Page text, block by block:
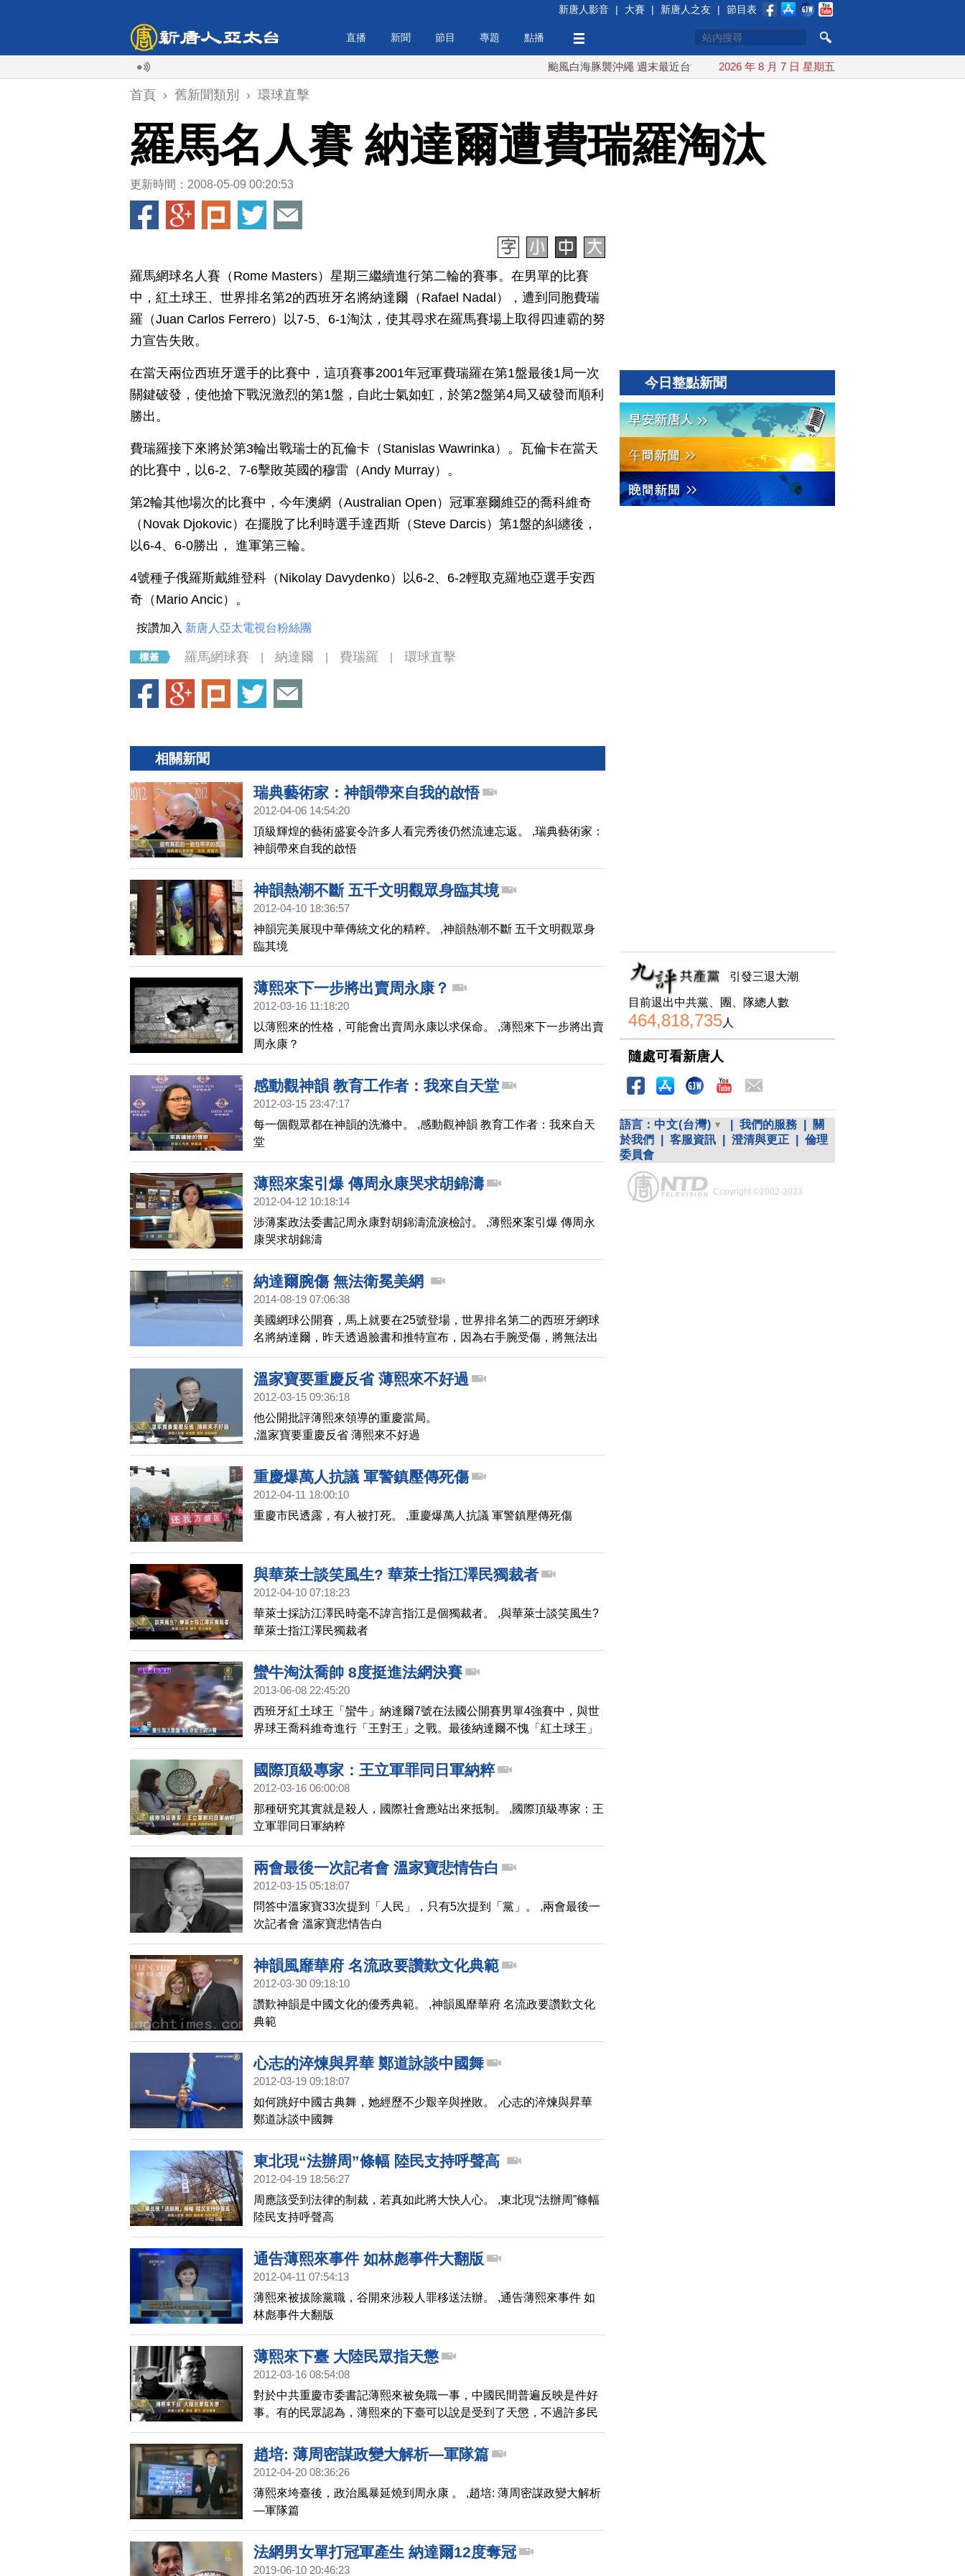
新唐人影音 | 大賽 | 新唐人之友 | 節目表
直播 新聞 節目 專題 點播
颱風白海豚襲沖繩 週末最近台灣 10日登陸浙江 川普預透露美伊談判進展 美彈藥充足再擴
2026 年 8 月 7 日 星期五
首頁 › 舊新聞類別 › 環球直擊
羅馬名人賽 納達爾遭費瑞羅淘汰
更新時間：2008-05-09 00:20:53
羅馬網球名人賽（Rome Masters）星期三繼續進行第二輪的賽事。在男單的比賽
中，紅土球王、世界排名第2的西班牙名將納達爾（Rafael Nadal），遭到同胞費瑞
羅（Juan Carlos Ferrero）以7-5、6-1淘汰，使其尋求在羅馬賽場上取得四連霸的努
力宣告失敗。
在當天兩位西班牙選手的比賽中，這項賽事2001年冠軍費瑞羅在第1盤最後1局一次
關鍵破發，使他搶下戰況激烈的第1盤，自此士氣如虹，於第2盤第4局又破發而順利
勝出。
費瑞羅接下來將於第3輪出戰瑞士的瓦倫卡（Stanislas Wawrinka）。瓦倫卡在當天
的比賽中，以6-2、7-6擊敗英國的穆雷（Andy Murray）。
第2輪其他場次的比賽中，今年澳網（Australian Open）冠軍塞爾維亞的喬科維奇
（Novak Djokovic）在擺脫了比利時選手達西斯（Steve Darcis）第1盤的糾纏後，
以6-4、6-0勝出， 進軍第三輪。
4號種子俄羅斯戴維登科（Nikolay Davydenko）以6-2、6-2輕取克羅地亞選手安西
奇（Mario Ancic）。
按讚加入 新唐人亞太電視台粉絲團
羅馬網球賽 納達爾 費瑞羅 環球直擊
相關新聞
瑞典藝術家：神韻帶來自我的啟悟
2012-04-06 14:54:20
頂級輝煌的藝術盛宴令許多人看完秀後仍然流連忘返。 ,瑞典藝術家：
神韻帶來自我的啟悟
神韻熱潮不斷 五千文明觀眾身臨其境
2012-04-10 18:36:57
神韻完美展現中華傳統文化的精粹。 ,神韻熱潮不斷 五千文明觀眾身
臨其境
薄熙來下一步將出賣周永康？
2012-03-16 11:18:20
以薄熙來的性格，可能會出賣周永康以求保命。 ,薄熙來下一步將出賣
周永康？
感動觀神韻 教育工作者：我來自天堂
2012-03-15 23:47:17
每一個觀眾都在神韻的洗滌中。 ,感動觀神韻 教育工作者：我來自天
堂
薄熙來案引爆 傳周永康哭求胡錦濤
2012-04-12 10:18:14
涉薄案政法委書記周永康對胡錦濤流淚檢討。 ,薄熙來案引爆 傳周永
康哭求胡錦濤
納達爾腕傷 無法衛冕美網
2014-08-19 07:06:38
美國網球公開賽，馬上就要在25號登場，世界排名第二的西班牙網球
名將納達爾，昨天透過臉書和推特宣布，因為右手腕受傷，將無法出
賽進行衛冕戰。 納達爾是在上個月練球的時候受傷，他左手持拍，訓
練時右手腕上了石膏，這迫使他無法參加加拿大多倫多的羅傑斯盃，
還有上週的辛辛那提公開賽。納達爾除了在去年的美國公開賽封王，
溫家寶要重慶反省 薄熙來不好過
2012-03-15 09:36:18
他公開批評薄熙來領導的重慶當局。
,溫家寶要重慶反省 薄熙來不好過
重慶爆萬人抗議 軍警鎮壓傳死傷
2012-04-11 18:00:10
重慶市民透露，有人被打死。 ,重慶爆萬人抗議 軍警鎮壓傳死傷
與華萊士談笑風生? 華萊士指江澤民獨裁者
2012-04-10 07:18:23
華萊士採訪江澤民時毫不諱言指江是個獨裁者。 ,與華萊士談笑風生?
華萊士指江澤民獨裁者
蠻牛淘汰喬帥 8度挺進法網決賽
2013-06-08 22:45:20
西班牙紅土球王「蠻牛」納達爾7號在法國公開賽男單4強賽中，與世
界球王喬科維奇進行「王對王」之戰。最後納達爾不愧「紅土球王」
盛名，順利脫穎而出，以6比4、3比6、6比1、6比3、9比7淘汰喬科維
奇，搶下決賽門票。之後，他的對手將是西班牙同胞費瑞爾。
國際頂級專家：王立軍罪同日軍納粹
2012-03-16 06:00:08
那種研究其實就是殺人，國際社會應站出來抵制。 ,國際頂級專家：王
立軍罪同日軍納粹
兩會最後一次記者會 溫家寶悲情告白
2012-03-15 05:18:07
問答中溫家寶33次提到「人民」，只有5次提到「黨」。 ,兩會最後一
次記者會 溫家寶悲情告白
神韻風靡華府 名流政要讚歎文化典範
2012-03-30 09:18:10
讚歎神韻是中國文化的優秀典範。 ,神韻風靡華府 名流政要讚歎文化
典範
心志的淬煉與昇華 鄭道詠談中國舞
2012-03-19 09:18:07
如何跳好中國古典舞，她經歷不少艱辛與挫敗。 ,心志的淬煉與昇華
鄭道詠談中國舞
東北現“法辦周”條幅 陸民支持呼聲高
2012-04-19 18:56:27
周應該受到法律的制裁，若真如此將大快人心。 ,東北現“法辦周”條幅
陸民支持呼聲高
通告薄熙來事件 如林彪事件大翻版
2012-04-11 07:54:13
薄熙來被拔除黨職，谷開來涉殺人罪移送法辦。 ,通告薄熙來事件 如
林彪事件大翻版
薄熙來下臺 大陸民眾指天懲
2012-03-16 08:54:08
對於中共重慶市委書記薄熙來被免職一事，中國民間普遍反映是件好
事。有的民眾認為，薄熙來的下臺可以說是受到了天懲，不過許多民
眾更為關切的是，如何儘早在中國大陸實現民主制度。 ,薄熙來下臺
大陸民眾指天懲
趙培: 薄周密謀政變大解析—軍隊篇
2012-04-20 08:36:26
薄熙來垮臺後，政治風暴延燒到周永康 。 ,趙培: 薄周密謀政變大解析
—軍隊篇
法網男女單打冠軍產生 納達爾12度奪冠
2019-06-10 20:46:23
今日整點新聞
引發三退大潮
目前退出中共黨、團、隊總人數
464,818,735人
隨處可看新唐人
語言： 中文(台灣) 我們的服務
關
於我們
客服資訊 澄清與更正
倫理
委員會
Copyright ©2002-2023